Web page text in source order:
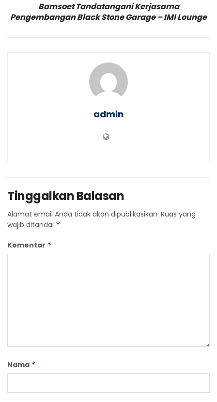
Bamsoet Tandatangani Kerjasama
Pengembangan Black Stone Garage – IMI Lounge
admin
Tinggalkan Balasan
Alamat email Anda tidak akan dipublikasikan. Ruas yang
wajib ditandai *
Komentar *
Nama *